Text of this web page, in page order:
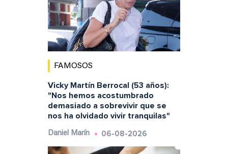
FAMOSOS
Vicky Martín Berrocal (53 años):
"Nos hemos acostumbrado
demasiado a sobrevivir que se
nos ha olvidado vivir tranquilas"
Daniel Marín 06-08-2026